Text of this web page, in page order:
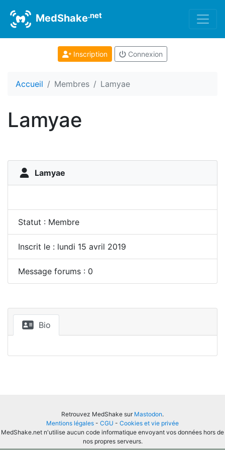
MedShake.net
Inscription Connexion
Accueil Membres Lamyae
Lamyae
Lamyae
Statut : Membre
Inscrit le : lundi 15 avril 2019
Message forums : 0
Bio
Retrouvez MedShake sur Mastodon.
Mentions légales - CGU - Cookies et vie privée
MedShake.net n'utilise aucun code informatique envoyant vos données hors de
nos propres serveurs.